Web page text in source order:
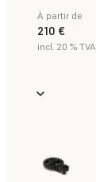
À partir de
210 €
incl. 20 % TVA